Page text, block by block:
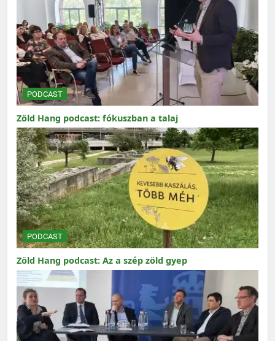
PODCAST
Zöld Hang podcast: fókuszban a talaj
PODCAST
Zöld Hang podcast: Az a szép zöld gyep